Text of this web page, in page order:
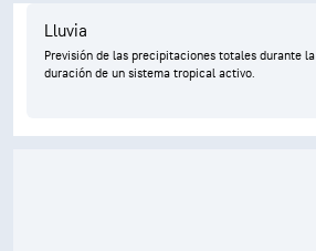
Lluvia
Previsión de las precipitaciones totales durante la
duración de un sistema tropical activo.